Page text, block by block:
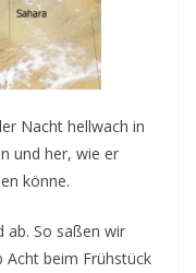
Nacht hellwach in
und her, wie er
könne.
ab. So saßen wir
Acht beim Frühstück